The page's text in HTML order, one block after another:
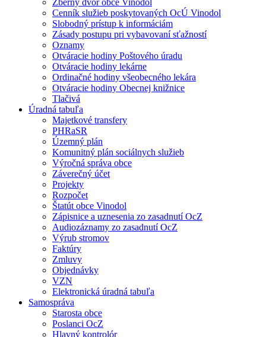
Zberný dvor obce Vinodol
Cenník služieb poskytovaných OcÚ Vinodol
Slobodný prístup k informáciám
Zásady postupu pri vybavovaní sťažností
Oznamy
Otváracie hodiny Poštového úradu
Otváracie hodiny lekárne
Ordinačné hodiny všeobecného lekára
Otváracie hodiny Obecnej knižnice
Tlačivá
Úradná tabuľa
Majetkové transfery
PHRaSR
Územný plán
Komunitný plán sociálnych služieb
Výročná správa obce
Záverečný účet
Projekty
Rozpočet
Štatút obce Vinodol
Zápisnice a uznesenia zo zasadnutí OcZ
Audiozáznamy zo zasadnutí OcZ
Výrub stromov
Faktúry
Zmluvy
Objednávky
VZN
Elektronická úradná tabuľa
Samospráva
Starosta obce
Poslanci OcZ
Hlavný kontrolór